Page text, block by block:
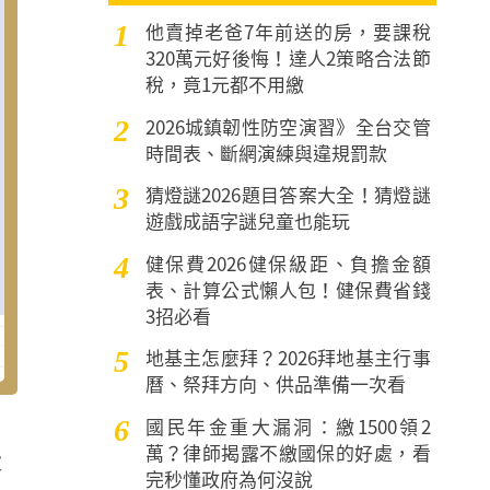
1
他賣掉老爸7年前送的房，要課稅
320萬元好後悔！達人2策略合法節
稅，竟1元都不用繳
2
2026城鎮韌性防空演習》全台交管
時間表、斷網演練與違規罰款
3
猜燈謎2026題目答案大全！猜燈謎
遊戲成語字謎兒童也能玩
4
健保費2026健保級距、負擔金額
表、計算公式懶人包！健保費省錢
3招必看
5
地基主怎麼拜？2026拜地基主行事
曆、祭拜方向、供品準備一次看
6
國民年金重大漏洞：繳1500領2
萬？律師揭露不繳國保的好處，看
完秒懂政府為何沒說